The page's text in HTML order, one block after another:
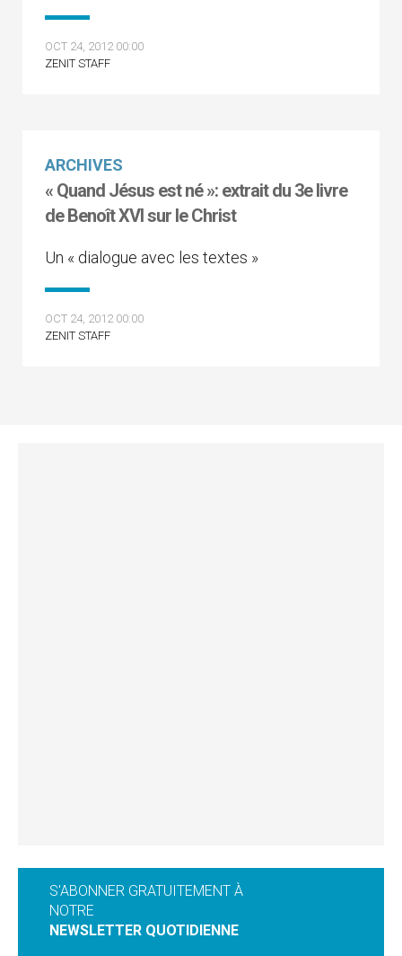
OCT 24, 2012 00:00
ZENIT STAFF
ARCHIVES
« Quand Jésus est né »: extrait du 3e livre
de Benoît XVI sur le Christ
Un « dialogue avec les textes »
OCT 24, 2012 00:00
ZENIT STAFF
S'ABONNER GRATUITEMENT À
NOTRE
NEWSLETTER QUOTIDIENNE